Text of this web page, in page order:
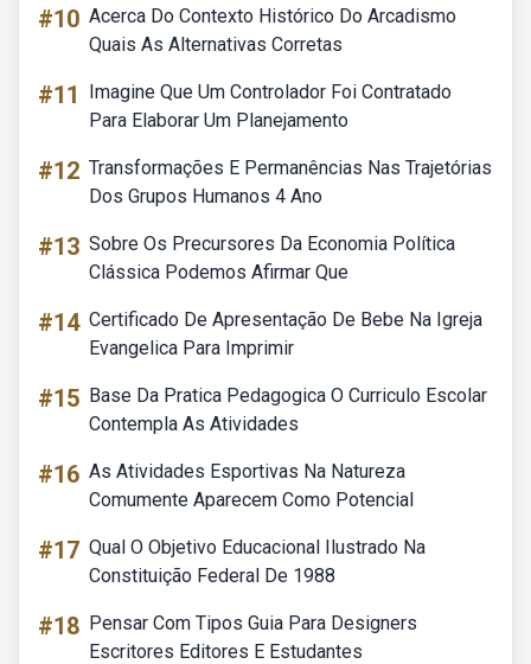
#10 Acerca Do Contexto Histórico Do Arcadismo
Quais As Alternativas Corretas
#11
Imagine Que Um Controlador Foi Contratado
Para Elaborar Um Planejamento
#12 Transformações E Permanências Nas Trajetórias
Dos Grupos Humanos 4 Ano
#13 Sobre Os Precursores Da Economia Política
Clássica Podemos Afirmar Que
#14 Certificado De Apresentação De Bebe Na Igreja
Evangelica Para Imprimir
#15 Base Da Pratica Pedagogica O Curriculo Escolar
Contempla As Atividades
#16 As Atividades Esportivas Na Natureza
Comumente Aparecem Como Potencial
#17 Qual O Objetivo Educacional Ilustrado Na
Constituição Federal De 1988
#18 Pensar Com Tipos Guia Para Designers
Escritores Editores E Estudantes